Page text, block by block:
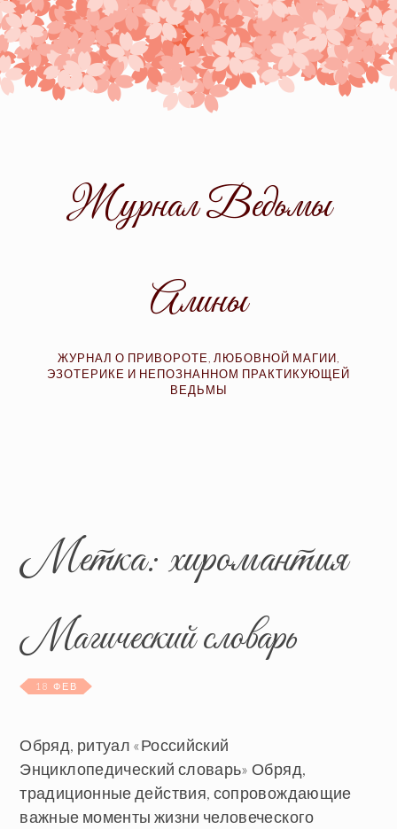
Skip
to
content
Журнал Ведьмы
Алины
ЖУРНАЛ О ПРИВОРОТЕ, ЛЮБОВНОЙ МАГИИ,
ЭЗОТЕРИКЕ И НЕПОЗНАННОМ ПРАКТИКУЮЩЕЙ
ВЕДЬМЫ
Метка:хиромантия
Магический словарь
18 ФЕВ
Обряд, ритуал «Российский
Энциклопедический словарь» Обряд,
традиционные действия, сопровождающие
важные моменты жизни человеческого